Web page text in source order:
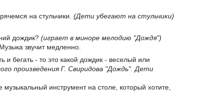
на стульчики. (Дети убегают на стульчики)
дождик? (играет в миноре мелодию "Дождя")
звучит медленно.
и бегать - то это какой дождик - веселый или
произведения Г. Свиридова "Дождь". Дети
инструмент на столе, который хотите,